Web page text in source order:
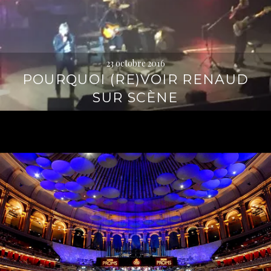
23 octobre 2016
POURQUOI (RE)VOIR RENAUD
SUR SCÈNE